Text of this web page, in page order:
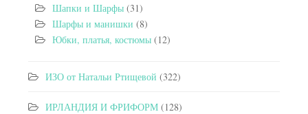
Шапки и Шарфы (31)
Шарфы и манишки (8)
Юбки, платья, костюмы (12)
ИЗО от Натальи Ртищевой (322)
ИРЛАНДИЯ И ФРИФОРМ (128)